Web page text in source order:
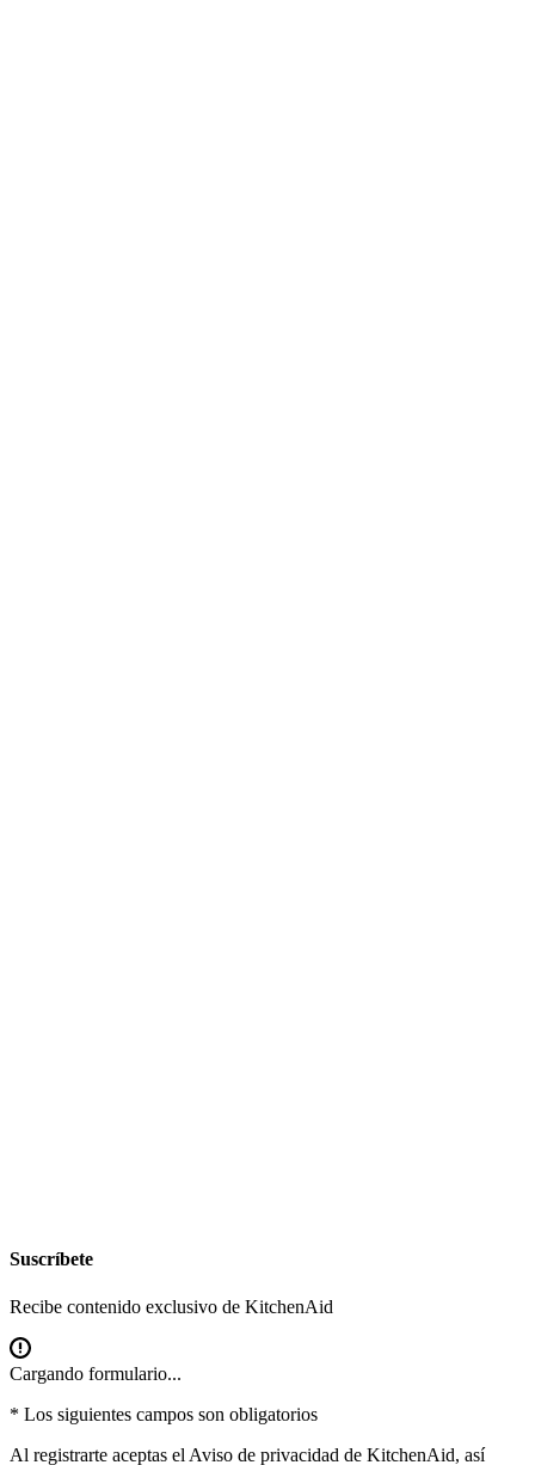
Suscríbete
Recibe contenido exclusivo de KitchenAid
Cargando formulario...
* Los siguientes campos son obligatorios
Al registrarte aceptas el Aviso de privacidad de KitchenAid, así